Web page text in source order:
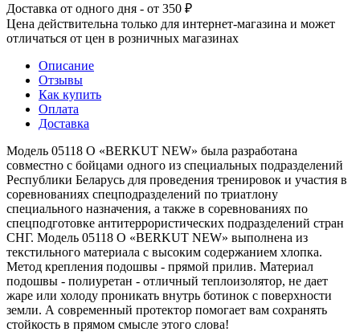
Доставка от одного дня - от 350 ₽
Цена действительна только для интернет-магазина и может
отличаться от цен в розничных магазинах
Описание
Отзывы
Как купить
Оплата
Доставка
Модель 05118 О «BERKUT NEW» была разработана
совместно с бойцами одного из специальных подразделений
Республики Беларусь для проведения тренировок и участия в
соревнованиях спецподразделений по триатлону
специального назначения, а также в соревнованиях по
спецподготовке антитеррористических подразделений стран
СНГ. Модель 05118 О «BERKUT NEW» выполнена из
текстильного материала с высоким содержанием хлопка.
Метод крепления подошвы - прямой прилив. Материал
подошвы - полиуретан - отличный теплоизолятор, не дает
жаре или холоду проникать внутрь ботинок с поверхности
земли. А современный протектор помогает вам сохранять
стойкость в прямом смысле этого слова!